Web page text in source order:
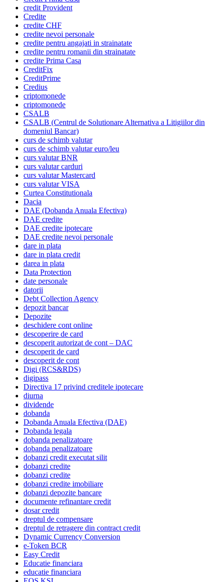
credit Provident
Credite
credite CHF
credite nevoi personale
credite pentru angajati in strainatate
credite pentru romanii din strainatate
credite Prima Casa
CreditFix
CreditPrime
Credius
criptomonede
criptomonede
CSALB
CSALB (Centrul de Solutionare Alternativa a Litigiilor din
domeniul Bancar)
curs de schimb valutar
curs de schimb valutar euro/leu
curs valutar BNR
curs valutar carduri
curs valutar Mastercard
curs valutar VISA
Curtea Constitutionala
Dacia
DAE (Dobanda Anuala Efectiva)
DAE credite
DAE credite ipotecare
DAE credite nevoi personale
dare in plata
dare in plata credit
darea in plata
Data Protection
date personale
datorii
Debt Collection Agency
depozit bancar
Depozite
deschidere cont online
descoperire de card
descoperit autorizat de cont – DAC
descoperit de card
descoperit de cont
Digi (RCS&RDS)
digipass
Directiva 17 privind creditele ipotecare
diurna
dividende
dobanda
Dobanda Anuala Efectiva (DAE)
Dobanda legala
dobanda penalizatoare
dobanda penalizatoare
dobanzi credit executat silit
dobanzi credite
dobanzi credite
dobanzi credite imobiliare
dobanzi depozite bancare
documente refinantare credit
dosar credit
dreptul de compensare
dreptul de retragere din contract credit
Dynamic Currency Conversion
e-Token BCR
Easy Credit
Educatie financiara
educatie financiara